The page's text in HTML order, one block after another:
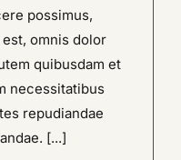
possimus,
omnis dolor
quibusdam et
necessitatibus
repudiandae
[...]